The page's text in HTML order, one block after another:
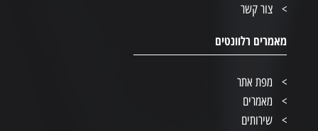
צור קשר
מאמרים רלוונטים
מפת אתר
מאמרים
שירותים